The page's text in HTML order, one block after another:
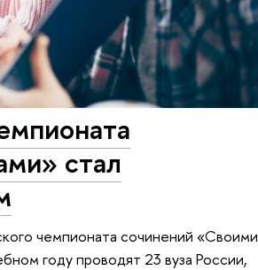
стал
чемпионата сочинений «Своими
году проводят 23 вуза России,